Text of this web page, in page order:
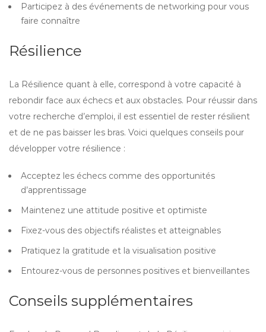
Participez à des événements de networking pour vous
faire connaître
Résilience
La Résilience quant à elle, correspond à votre capacité à
rebondir face aux échecs et aux obstacles. Pour réussir dans
votre recherche d’emploi, il est essentiel de rester résilient
et de ne pas baisser les bras. Voici quelques conseils pour
développer votre résilience :
Acceptez les échecs comme des opportunités
d’apprentissage
Maintenez une attitude positive et optimiste
Fixez-vous des objectifs réalistes et atteignables
Pratiquez la gratitude et la visualisation positive
Entourez-vous de personnes positives et bienveillantes
Conseils supplémentaires